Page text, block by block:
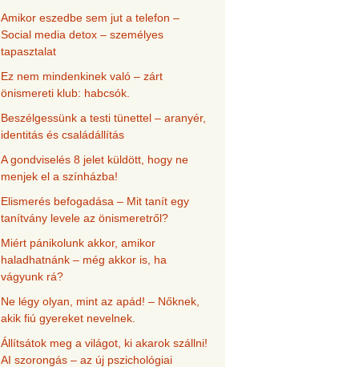
Amikor eszedbe sem jut a telefon –
Social media detox – személyes
tapasztalat
Ez nem mindenkinek való – zárt
önismereti klub: habcsók.
Beszélgessünk a testi tünettel – aranyér,
identitás és családállítás
A gondviselés 8 jelet küldött, hogy ne
menjek el a színházba!
Elismerés befogadása – Mit tanít egy
tanítvány levele az önismeretről?
Miért pánikolunk akkor, amikor
haladhatnánk – még akkor is, ha
vágyunk rá?
Ne légy olyan, mint az apád! – Nőknek,
akik fiú gyereket nevelnek.
Állítsátok meg a világot, ki akarok szállni!
AI szorongás – az új pszichológiai